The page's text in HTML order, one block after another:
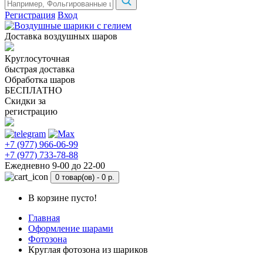
Регистрация Вход
Доставка воздушных шаров
Круглосуточная
быстрая доставка
Обработка шаров
БЕСПЛАТНО
Скидки за
регистрацию
+7 (977) 966-06-99
+7 (977) 733-78-88
Ежедневно 9-00 до 22-00
0 товар(ов) - 0 р.
В корзине пусто!
Главная
Оформление шарами
Фотозона
Круглая фотозона из шариков